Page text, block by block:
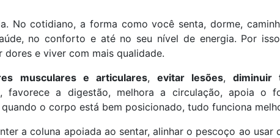
No cotidiano, a forma como você senta, dorme,
no conforto e até no seu nível de energia. Por
e viver com mais qualidade.
musculares e articulares, evitar lesões, diminuir
favorece a digestão, melhora a circulação, apoia o
o corpo está bem posicionado, tudo funciona
a coluna apoiada ao sentar, alinhar o pescoço ao usar